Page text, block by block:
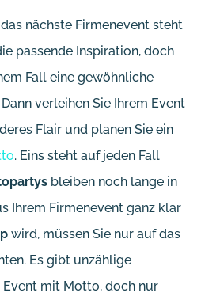
nächste Firmenevent steht
passende Inspiration, doch
Fall eine gewöhnliche
verleihen Sie Ihrem Event
Flair und planen Sie ein
. Eins steht auf jeden Fall
bleiben noch lange in
Ihrem Firmenevent ganz klar
wird, müssen Sie nur auf das
Es gibt unzählige
mit Motto, doch nur